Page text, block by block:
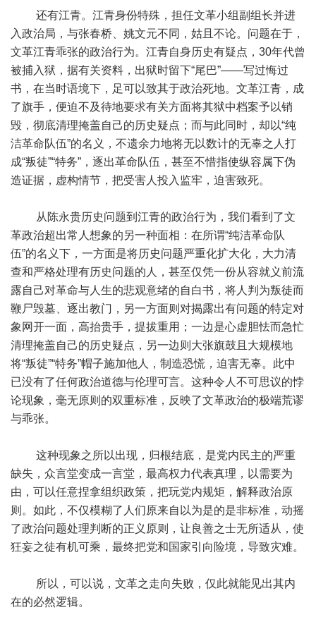
还有江青。江青身份特殊，担任文革小组副组长并进
入政治局，与张春桥、姚文元不同，姑且不论。问题在于，
文革江青乖张的政治行为。江青自身历史有疑点，30年代曾
被捕入狱，据有关资料，出狱时留下“尾巴”——写过悔过
书，在当时语境下，足可以致其于政治死地。文革江青，成
了旗手，便迫不及待地要求有关方面将其狱中档案予以销
毁，彻底清理掩盖自己的历史疑点；而与此同时，却以“纯
洁革命队伍”的名义，不遗余力地将无以数计的无辜之人打
成“叛徒”“特务”，逐出革命队伍，甚至不惜指使纵容属下伪
造证据，虚构情节，把受害人投入监牢，迫害致死。
从陈永贵历史问题到江青的政治行为，我们看到了文
革政治超出常人想象的另一种面相：在所谓“纯洁革命队
伍”的名义下，一方面是将历史问题严重化扩大化，大力清
查和严格处理有历史问题的人，甚至仅凭一份从容就义前流
露自己对革命与人生的悲观意绪的自白书，将人判为叛徒而
鞭尸毁墓、逐出教门，另一方面则对揭露出有问题的特定对
象网开一面，高抬贵手，提拔重用；一边是心虚胆怯而急忙
清理掩盖自己的历史疑点，另一边则大张旗鼓且大规模地
将“叛徒”“特务”帽子施加他人，制造恐慌，迫害无辜。此中
已没有了任何政治道德与伦理可言。这种令人不可思议的悖
论现象，毫无原则的双重标准，反映了文革政治的极端荒谬
与乖张。
这种现象之所以出现，归根结底，是党内民主的严重
缺失，众言堂变成一言堂，最高权力代表真理，以需要为
由，可以任意捏拿组织政策，把玩党内规矩，解释政治原
则。如此，不仅模糊了人们原来自以为是的是非标准，动摇
了政治问题处理判断的正义原则，让良善之士无所适从，使
狂妄之徒有机可乘，最终把党和国家引向险境，导致灾难。
所以，可以说，文革之走向失败，仅此就能见出其内
在的必然逻辑。